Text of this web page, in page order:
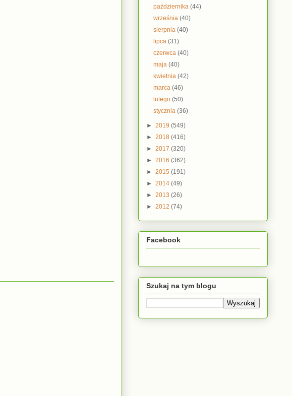
października(44)
września(40)
sierpnia(40)
lipca(31)
czerwca(40)
maja(40)
kwietnia(42)
marca(46)
lutego(50)
stycznia(36)
► 2019 (549)
► 2018 (416)
► 2017 (320)
► 2016 (362)
► 2015 (191)
► 2014 (49)
► 2013 (26)
► 2012 (74)
Facebook
Szukaj na tym blogu